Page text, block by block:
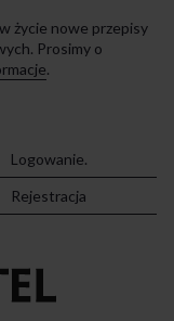
życie nowe przepisy
Prosimy o
.
Logowanie.
Rejestracja
strony